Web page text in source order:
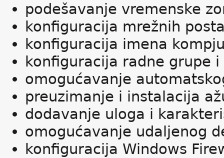
podešavanje vremenske
konfiguracija mrežnih
konfiguracija imena
konfiguracija radne grupe
omogućavanje
preuzimanje i instalacija
dodavanje uloga i
omogućavanje udaljenog
konfiguracija Windows